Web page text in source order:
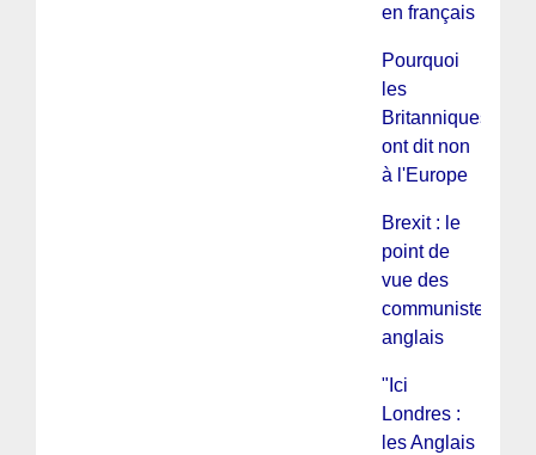
en français
Pourquoi
les
Britanniques
ont dit non
à l'Europe
Brexit : le
point de
vue des
communistes
anglais
"Ici
Londres :
les Anglais